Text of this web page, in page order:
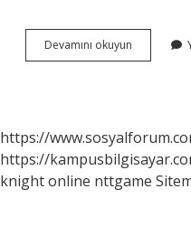
Devamını okuyun
Teala
https://
https://
knight online nttgame